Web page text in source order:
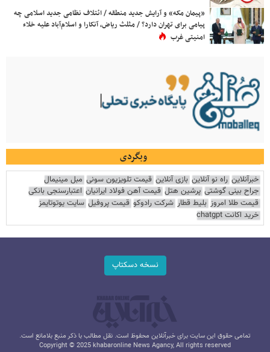
«پیمان مکه» و آرایش جدید منطقه / ائتلاف نظامی جدید اسلامی چه
پیامی برای تهران دارد؟ / مثلث ریاض، آنکارا و اسلام‌آباد علیه خلاء
امنیتی غرب
وبگردی
خبرآنلاین راه نو آنلاین بازی آنلاین قیمت تلویزیون سونی مبل مینیمال
جراح بینی گوشتی پرشین هتل قیمت آهن فولاد ایرانیان اعتبارسنجی بانکی
قیمت طلا امروز بلیط قطار شرکت رادوکو قیمت پروفیل سایت یوتوتایمز
خرید اکانت chatgpt
نسخه دسکتاپ
تمامی حقوق این سایت برای خبرآنلاین محفوظ است. نقل مطالب با ذکر منبع بلامانع است.
Copyright © 2025 khabaronline News Agancy, All rights reserved